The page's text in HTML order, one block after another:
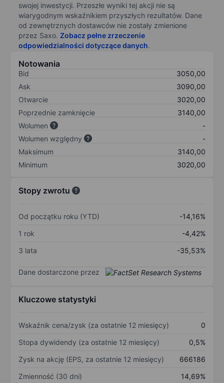
swojej inwestycji. Przeszłe wyniki tej akcji nie są
wiarygodnym wskaźnikiem przyszłych rezultatów. Dane
od zewnętrznych dostawców nie zostały zmienione
przez Saxo. Zobacz pełne zrzeczenie
odpowiedzialności dotyczące danych.
Notowania
Bid
3050,00
Ask
3090,00
Otwarcie
3020,00
Poprzednie zamknięcie
3140,00
Wolumen
-
Wolumen względny
-
Maksimum
3140,00
Minimum
3020,00
Stopy zwrotu
Od początku roku (YTD)
-14,16%
1 rok
-4,42%
3 lata
-35,53%
Dane dostarczone przez
Kluczowe statystyki
Wskaźnik cena/zysk (za ostatnie 12 miesięcy)
0
Stopa dywidendy (za ostatnie 12 miesięcy)
0,5%
Zysk na akcję (EPS, za ostatnie 12 miesięcy)
666186
Zmienność (30 dni)
14,69%